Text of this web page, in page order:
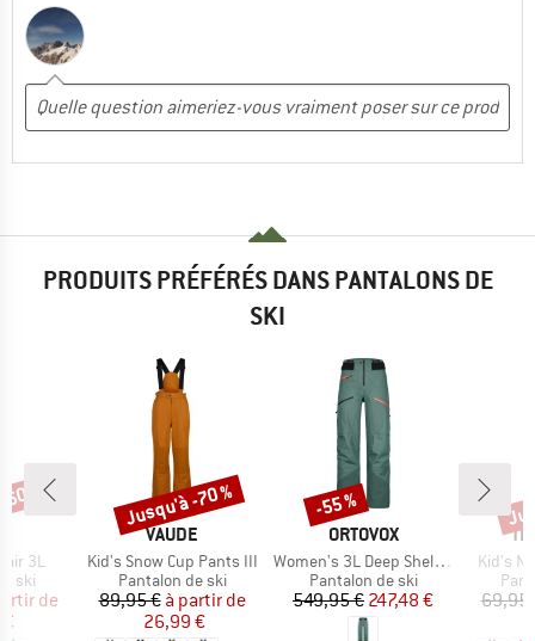
PRODUITS PRÉFÉRÉS DANS PANTALONS DE
SKI
3L
ski
réduit
de
%
MARQUE
VAUDE
Article
Kid's Snow Cup Pants III
Product group
Pantalon de ski
Prix
89,95 € Prix réduit
à partir de
26,99 €
Remise
Jusqu'à -70 %
MARQUE
ORTOVOX
Article
Women's 3L Deep Shell Pants
Product group
Pantalon de ski
Prix
549,95 €Prix réduit
247,48 €
Remise
-55 %
Article
Kid's
69,95